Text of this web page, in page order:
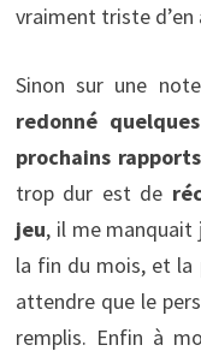
vraiment triste d’en
Sinon sur une
redonné
prochains rapports
trop dur est de
jeu, il me
la fin du mois, et la
attendre que le
remplis. Enfin à